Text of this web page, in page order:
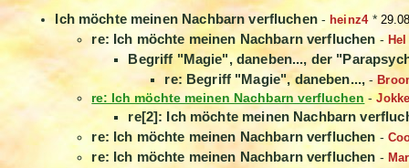
Ich möchte meinen Nachbarn verfluchen- heinz4*
re: Ich möchte meinen Nachbarn verfluchen- Hel
Begriff "Magie", daneben..., der
re: Begriff "Magie", daneben..., -
re: Ich möchte meinen Nachbarn verfluchen -
re[2]: Ich möchte meinen Nachbarn
re: Ich möchte meinen Nachbarn verfluchen -
re: Ich möchte meinen Nachbarn verfluchen -